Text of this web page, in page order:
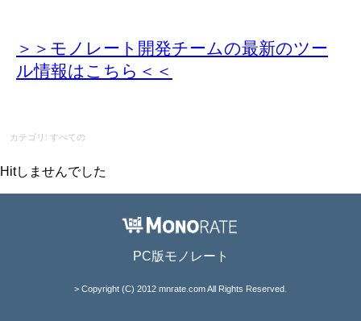
＞＞モノレート開発チームの最新のツー
ル情報はこちら＜＜
カテゴリ: すべての
Hitしませんでした
PC版モノレート
> Copyright (C) 2012 mnrate.com All Rights Reserved.